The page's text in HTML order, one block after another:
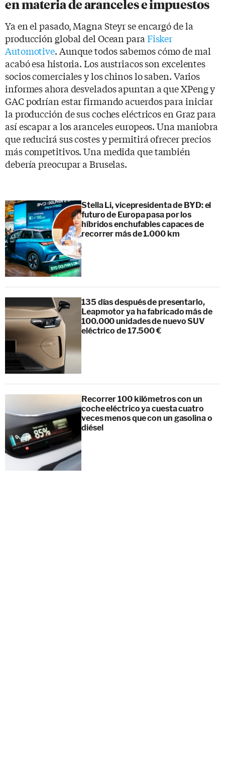
en materia de aranceles e impuestos
Ya en el pasado, Magna Steyr se encargó de la
producción global del Ocean para Fisker
Automotive. Aunque todos sabemos cómo de mal
acabó esa historia. Los austriacos son excelentes
socios comerciales y los chinos lo saben. Varios
informes ahora desvelados apuntan a que XPeng y
GAC podrían estar firmando acuerdos para iniciar
la producción de sus coches eléctricos en Graz para
así escapar a los aranceles europeos. Una maniobra
que reducirá sus costes y permitirá ofrecer precios
más competitivos. Una medida que también
debería preocupar a Bruselas.
Stella Li, vicepresidenta de BYD: el
futuro de Europa pasa por los
híbridos enchufables capaces de
recorrer más de 1.000 km
135 días después de presentarlo,
Leapmotor ya ha fabricado más de
100.000 unidades de nuevo SUV
eléctrico de 17.500 €
Recorrer 100 kilómetros con un
coche eléctrico ya cuesta cuatro
veces menos que con un gasolina o
diésel